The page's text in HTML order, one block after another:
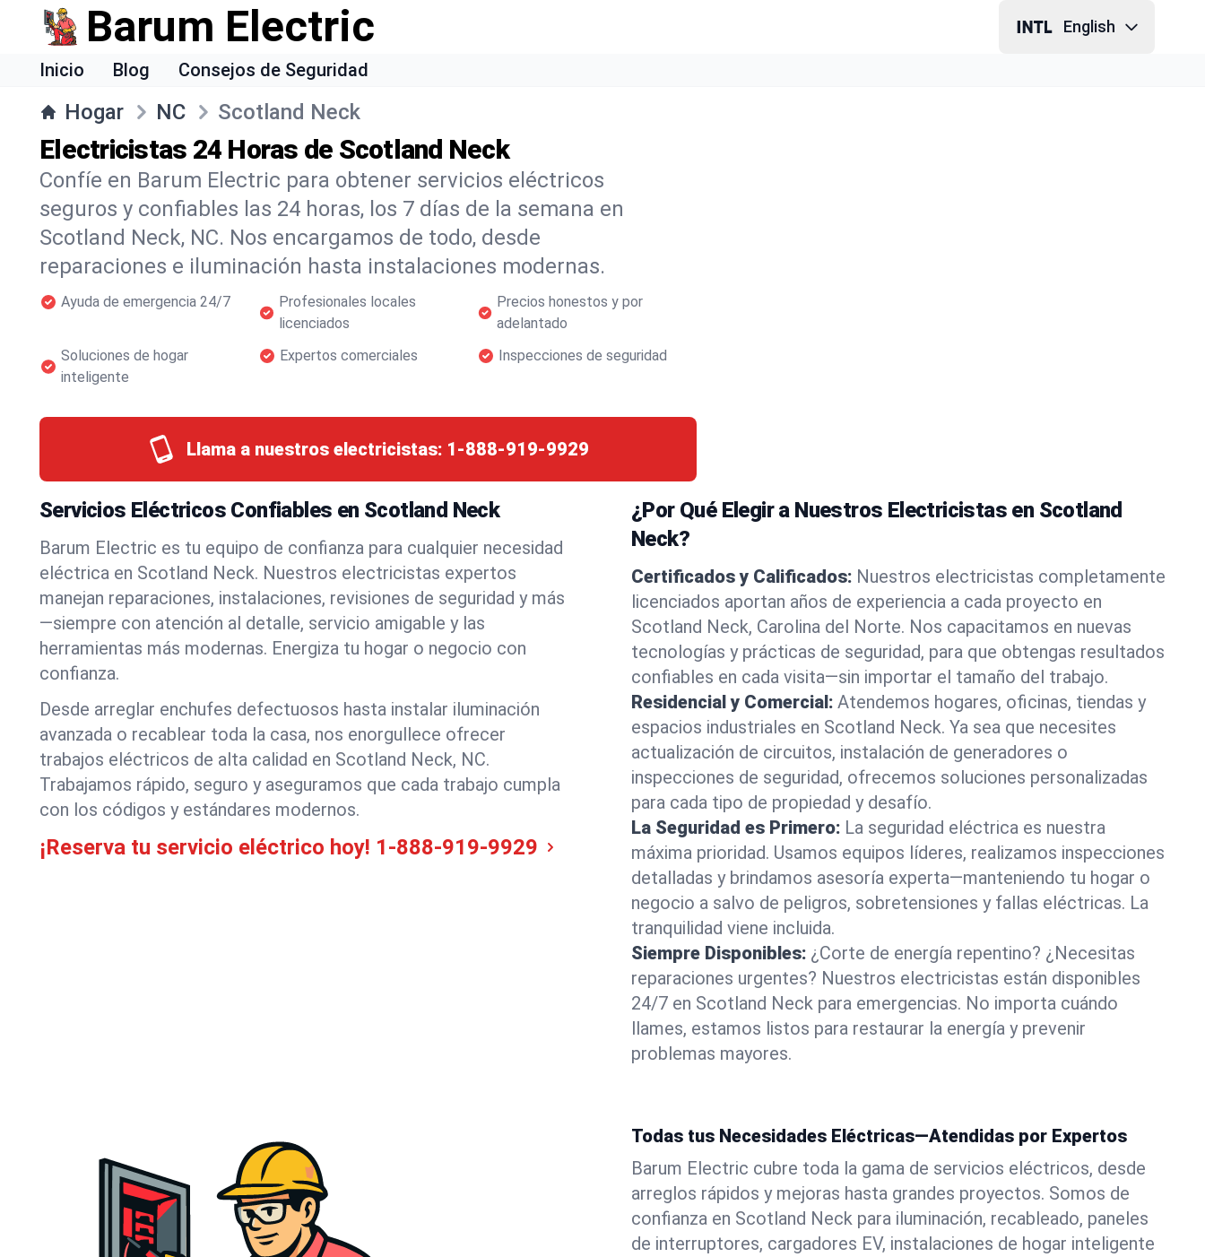
Barum Electric English
Inicio Blog Consejos de Seguridad
Hogar NC Scotland Neck
Electricistas 24 Horas de Scotland Neck
Confíe en Barum Electric para obtener servicios eléctricos
seguros y confiables las 24 horas, los 7 días de la semana en
Scotland Neck, NC. Nos encargamos de todo, desde
reparaciones e iluminación hasta instalaciones modernas.
Ayuda de emergencia 24/7
Profesionales locales
licenciados
Precios honestos y por
adelantado
Soluciones de hogar
inteligente
Expertos comerciales Inspecciones de seguridad
Llama a nuestros electricistas: 1-888-919-9929
Servicios Eléctricos Confiables en Scotland Neck
Barum Electric es tu equipo de confianza para cualquier necesidad
eléctrica en Scotland Neck. Nuestros electricistas expertos
manejan reparaciones, instalaciones, revisiones de seguridad y más
—siempre con atención al detalle, servicio amigable y las
herramientas más modernas. Energiza tu hogar o negocio con
confianza.
Desde arreglar enchufes defectuosos hasta instalar iluminación
avanzada o recablear toda la casa, nos enorgullece ofrecer
trabajos eléctricos de alta calidad en Scotland Neck, NC.
Trabajamos rápido, seguro y aseguramos que cada trabajo cumpla
con los códigos y estándares modernos.
¡Reserva tu servicio eléctrico hoy! 1-888-919-9929
¿Por Qué Elegir a Nuestros Electricistas en Scotland
Neck?
Certificados y Calificados: Nuestros electricistas completamente
licenciados aportan años de experiencia a cada proyecto en
Scotland Neck, Carolina del Norte. Nos capacitamos en nuevas
tecnologías y prácticas de seguridad, para que obtengas resultados
confiables en cada visita—sin importar el tamaño del trabajo.
Residencial y Comercial: Atendemos hogares, oficinas, tiendas y
espacios industriales en Scotland Neck. Ya sea que necesites
actualización de circuitos, instalación de generadores o
inspecciones de seguridad, ofrecemos soluciones personalizadas
para cada tipo de propiedad y desafío.
La Seguridad es Primero: La seguridad eléctrica es nuestra
máxima prioridad. Usamos equipos líderes, realizamos inspecciones
detalladas y brindamos asesoría experta—manteniendo tu hogar o
negocio a salvo de peligros, sobretensiones y fallas eléctricas. La
tranquilidad viene incluida.
Siempre Disponibles: ¿Corte de energía repentino? ¿Necesitas
reparaciones urgentes? Nuestros electricistas están disponibles
24/7 en Scotland Neck para emergencias. No importa cuándo
llames, estamos listos para restaurar la energía y prevenir
problemas mayores.
Todas tus Necesidades Eléctricas—Atendidas por Expertos
Barum Electric cubre toda la gama de servicios eléctricos, desde
arreglos rápidos y mejoras hasta grandes proyectos. Somos de
confianza en Scotland Neck para iluminación, recableado, paneles
de interruptores, cargadores EV, instalaciones de hogar inteligente